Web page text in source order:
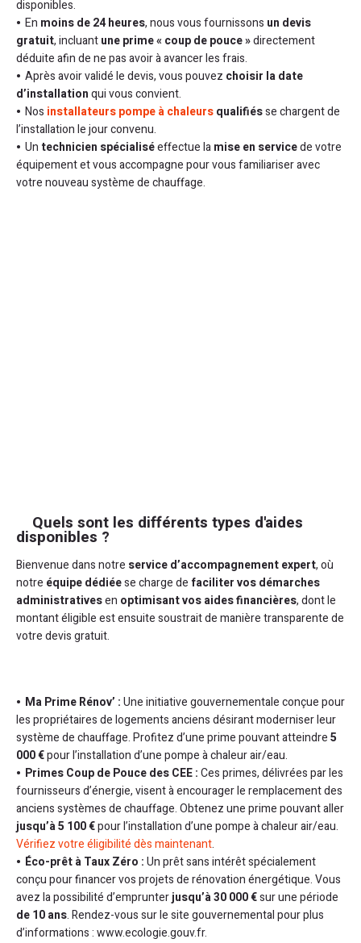
disponibles.
En moins de 24 heures, nous vous fournissons un devis
gratuit, incluantune prime « coup de pouce »directement
déduite afin de ne pas avoir à avancer les frais.
Après avoir validé le devis, vous pouvez choisir la date
d’installationqui vous convient.
Nos installateurs pompe à chaleursqualifiésse chargent de
l’installation le jour convenu.
Un technicien spécialiséeffectue lamise en servicede votre
équipement et vous accompagne pour vous familiariser avec
votre nouveau système de chauffage.
Quels sont les différents types d'aides
disponibles ?
Bienvenue dans notre service d’accompagnement expert, où
notre équipe dédiéese charge de faciliter vos démarches
administrativesen optimisant vos aides financières, dont le
montant éligible est ensuite soustrait de manière transparente de
votre devis gratuit.
Ma Prime Rénov’ :Une initiative gouvernementale conçue pour
les propriétaires de logements anciens désirant moderniser leur
système de chauffage. Profitez d’une prime pouvant atteindre5
000 €pour l’installation d’une pompe à chaleur air/eau.
Primes Coup de Pouce des CEE :Ces primes, délivrées par les
fournisseurs d’énergie, visent à encourager le remplacement des
anciens systèmes de chauffage. Obtenez une prime pouvant aller
jusqu’à 5 100 €pour l’installation d’une pompe à chaleur air/eau.
Vérifiez votre éligibilité dès maintenant.
Éco-prêt à Taux Zéro :Un prêt sans intérêt spécialement
conçu pour financer vos projets de rénovation énergétique. Vous
avez la possibilité d’emprunterjusqu’à 30 000 €sur une période
de 10 ans. Rendez-vous sur le site gouvernemental pour plus
d’informations : www.ecologie.gouv.fr.